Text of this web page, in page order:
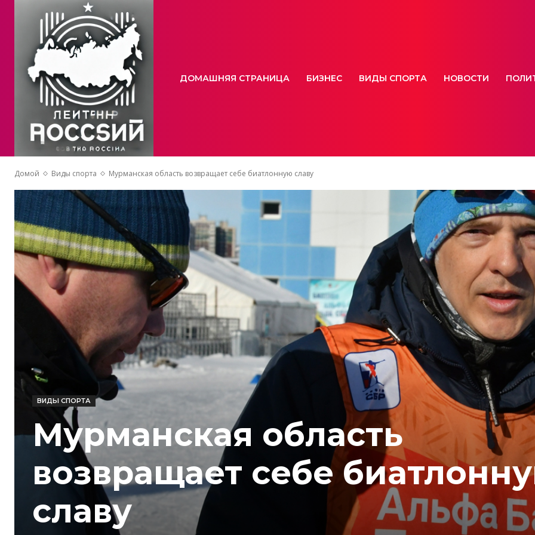
ДОМАШНЯЯ СТРАНИЦА БИЗНЕС ВИДЫ СПОРТА НОВОСТИ
Домой Виды спорта Мурманская область возвращает себе биатлонную славу
ВИДЫ СПОРТА
Мурманская область
возвращает себе
славу